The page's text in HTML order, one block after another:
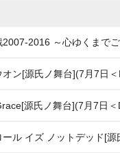
2016 ～心ゆくまで
ン[源氏ノ舞台](7月7日＜
源氏ノ舞台](7月7日＜
ル イズ ノットデッド[